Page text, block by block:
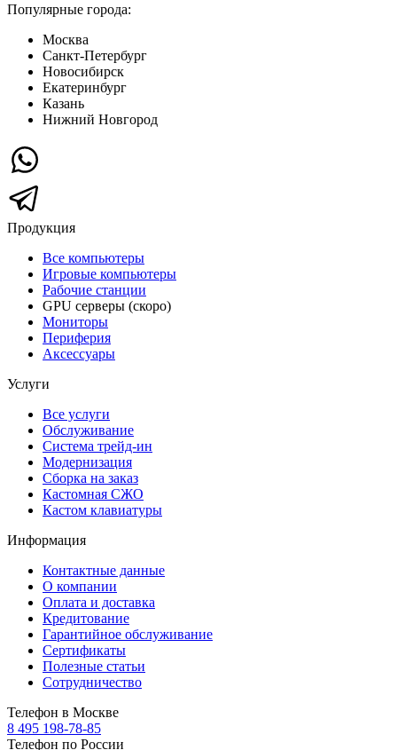
Популярные города:
Москва
Санкт-Петербург
Новосибирск
Екатеринбург
Казань
Нижний Новгород
Продукция
Все компьютеры
Игровые компьютеры
Рабочие станции
GPU серверы (скоро)
Мониторы
Периферия
Аксессуары
Услуги
Все услуги
Обслуживание
Система трейд-ин
Модернизация
Сборка на заказ
Кастомная СЖО
Кастом клавиатуры
Информация
Контактные данные
О компании
Оплата и доставка
Кредитование
Гарантийное обслуживание
Сертификаты
Полезные статьи
Сотрудничество
Телефон в Москве
8 495 198-78-85
Телефон по России